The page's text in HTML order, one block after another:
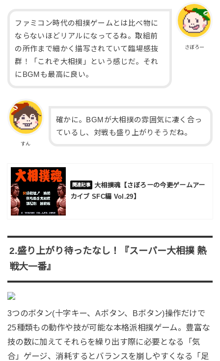
さぼろー
ファミコン時代の相撲ゲームとは比べ物に
ならないほどリアルになってるね。取組前
の所作まで細かく描写されていて臨場感抜
群！「これぞ大相撲」という感じだ。それ
にBGMも最高に良い。
すん
確かに。BGMが大相撲の雰囲気に凄く合っ
ているし、対戦も盛り上がりそうだね。
大相撲魂【さぼろーの今更ゲームアー
カイブ SFC編 Vol.29】
2.盛り上がり待ったなし！『スーパー大相撲 熱
戦大一番』
3つのボタン(十字キー、Aボタン、Bボタン)操作だけで
25種類もの動作や技が可能な本格派相撲ゲーム。豊富な
技の数に加えてそれらを繰り出す際に必要となる「気
合」ゲージ、消耗するとバランスを崩しやすくなる「足